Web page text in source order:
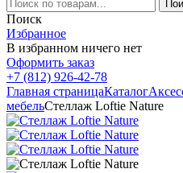
Поиск
Избранное
В избранном ничего нет
Оформить заказ
+7 (812) 926-42-78
Главная страницаКаталог
мебельСтеллаж Loftie Nature